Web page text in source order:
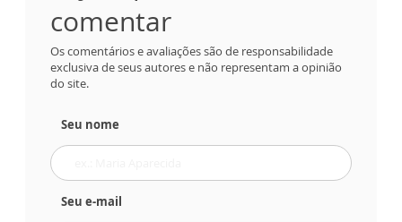
comentar
Os comentários e avaliações são de responsabilidade
exclusiva de seus autores e não representam a opinião
do site.
Seu nome
Seu e-mail